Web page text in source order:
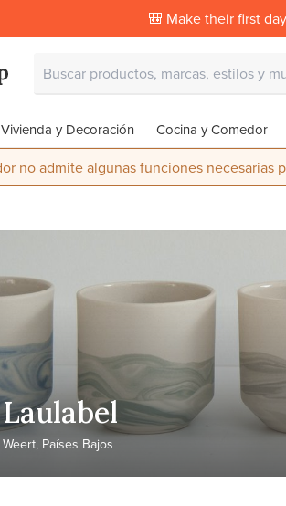
🎒 Make their first
Vivienda y Decoración Cocina y Comedor
no admite algunas funciones
Laulabel
Weert, Países Bajos